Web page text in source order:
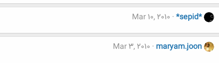
*sepid*
Mar 10, 2010
maryam.joon
Mar 3, 2010